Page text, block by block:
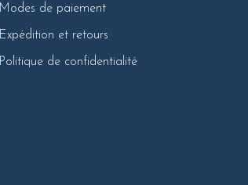
Modes de paiement
Expédition et retours
Politique de confidentialité